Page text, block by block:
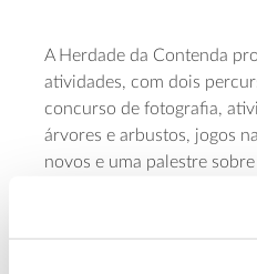
A Herdade da Contenda
atividades, com dois
concurso de fotografia,
árvores e arbustos, jogos
novos e uma palestre
de encontro está
Monte do 25, às 9:30, e
deslocação para o local. A